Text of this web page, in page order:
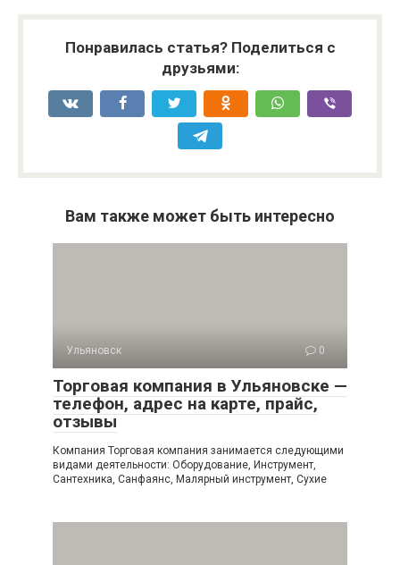
Понравилась статья? Поделиться с
друзьями:
Вам также может быть интересно
Ульяновск 0
Торговая компания в Ульяновске —
телефон, адрес на карте, прайс,
отзывы
Компания Торговая компания занимается следующими
видами деятельности: Оборудование, Инструмент,
Сантехника, Санфаянс, Малярный инструмент, Сухие